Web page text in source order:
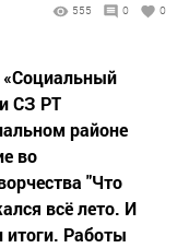
555 0 0
«Социальный
СЗ РТ
районе
во
"Что
всё лето. И
итоги. Работы